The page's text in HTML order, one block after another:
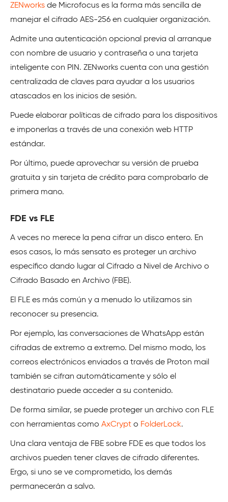
ZENworks de Microfocus es la forma más sencilla de
manejar el cifrado AES-256 en cualquier organización.
Admite una autenticación opcional previa al arranque
con nombre de usuario y contraseña o una tarjeta
inteligente con PIN. ZENworks cuenta con una gestión
centralizada de claves para ayudar a los usuarios
atascados en los inicios de sesión.
Puede elaborar políticas de cifrado para los dispositivos
e imponerlas a través de una conexión web HTTP
estándar.
Por último, puede aprovechar su versión de prueba
gratuita y sin tarjeta de crédito para comprobarlo de
primera mano.
FDE vs FLE
A veces no merece la pena cifrar un disco entero. En
esos casos, lo más sensato es proteger un archivo
específico dando lugar al Cifrado a Nivel de Archivo o
Cifrado Basado en Archivo (FBE).
El FLE es más común y a menudo lo utilizamos sin
reconocer su presencia.
Por ejemplo, las conversaciones de WhatsApp están
cifradas de extremo a extremo. Del mismo modo, los
correos electrónicos enviados a través de Proton mail
también se cifran automáticamente y sólo el
destinatario puede acceder a su contenido.
De forma similar, se puede proteger un archivo con FLE
con herramientas como AxCrypt o FolderLock.
Una clara ventaja de FBE sobre FDE es que todos los
archivos pueden tener claves de cifrado diferentes.
Ergo, si uno se ve comprometido, los demás
permanecerán a salvo.